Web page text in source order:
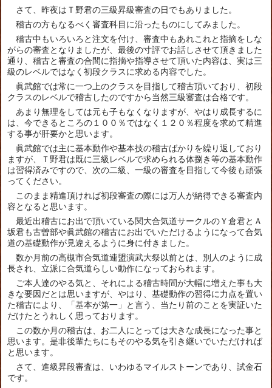
さて、昨夜はＴ野君の三級昇級審査の日でもありました。
稽古の方もなるべく審査科目に沿ったものにしてみました。
稽古中もいろいろと注文を付け、審査中もあれこれと指摘をしな
がらの審査となりましたが、最後の寸評でお話しさせて頂きました
通り、稽古と審査の合間に指摘や指導させて頂いた内容は、実は三
級のレベルではなく初段クラスに求める内容でした。
眞武館では常に一つ上のクラスを目指して稽古頂いており、初段
クラスのレベルで稽古したのですから当然三級審査は合格です。
あまり無理をしては元も子もなくなりますが、やはり成長するに
は、今できるところの１００％ではなく１２０％程度を求めて精進
する事が肝要かと思います。
眞武館では主に基本動作や基本技の稽古ばかりを繰り返しており
ますが、Ｔ野君は既に三級レベルで求められる体捌き等の基本動作
は習得済みですので、次の二級、一級の審査を目指して今後も頑張
ってください。
このまま精進頂ければ初段審査の際には万人が納得できる審査内
容となると思います。
最近出稽古にお出で頂いている関大合気道サークルのＹ倉君とＡ
坂君も古曽部や眞武館の稽古にお出でいただけるようになって合気
道の基礎動作が見違えるように身に付きました。
数か月前の高槻市合気道連盟演武大祭以前とは、別人のように成
長され、立派に合気道らしい動作になっておられます。
ご本人達のやる気と、それによる稽古時間が大幅に増えた事も大
きな要因だとは思いますが、やはり、基礎動作の習得に力点を置い
た稽古により、「基本が第一」と言う、当たり前のことを実証いた
だけたとうれしく思っております。
この数か月の稽古は、お二人にとっては大きな成長になった事と
思います。是非後輩たちにもそのやる気を引き継いでいただければ
と思います。
さて、進級昇段審査は、いわゆるマイルストーンであり、試金石
です。